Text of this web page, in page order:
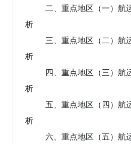
二、重点地区（一）航
析
三、重点地区（二）航
析
四、重点地区（三）航
析
五、重点地区（四）航
析
六、重点地区（五）航